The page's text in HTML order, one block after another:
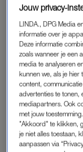
puber
zichzelf. En ze
gewicht onder de
kon Pleun toen
Jouw privacy-
LINDA., DPG Media
informatie over je
Deze informatie
zoals wanneer je een
media te analyseren
kunnen we, als je hier
content,
advertenties te tonen,
mediapartners. Ook
met jouw
"Akkoord" te klikken,
je niet alles toestaan,
aanpassen via